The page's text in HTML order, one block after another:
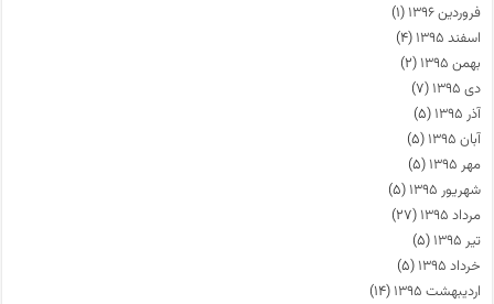
فروردین ۱۳۹۶
(۱)
اسفند ۱۳۹۵
(۴)
بهمن ۱۳۹۵
(۲)
دی ۱۳۹۵
(۷)
آذر ۱۳۹۵
(۵)
آبان ۱۳۹۵
(۵)
مهر ۱۳۹۵
(۵)
شهریور ۱۳۹۵
(۵)
مرداد ۱۳۹۵
(۲۷)
تیر ۱۳۹۵
(۵)
خرداد ۱۳۹۵
(۵)
اردیبهشت ۱۳۹۵
(۱۴)